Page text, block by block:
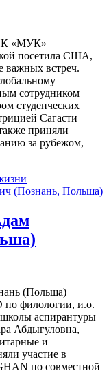
«МУК»
посетила США,
важных встреч.
сотрудником
студенческих
Сагасти
приняли
за рубежом,
(Польша)
по филологии, и.о.
школы аспирантуры
Абдыгуловна,
и
участие в
по совместной